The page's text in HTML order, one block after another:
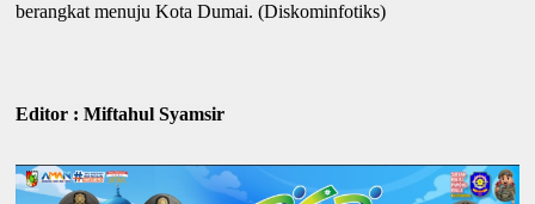
berangkat menuju Kota Dumai. (Diskominfotiks)
Editor : Miftahul Syamsir